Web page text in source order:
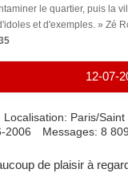
le quartier, puis la
et d'exemples. » Zé
12-07-
Localisation: Paris/Saint
2006
Messages: 8 809
de plaisir à